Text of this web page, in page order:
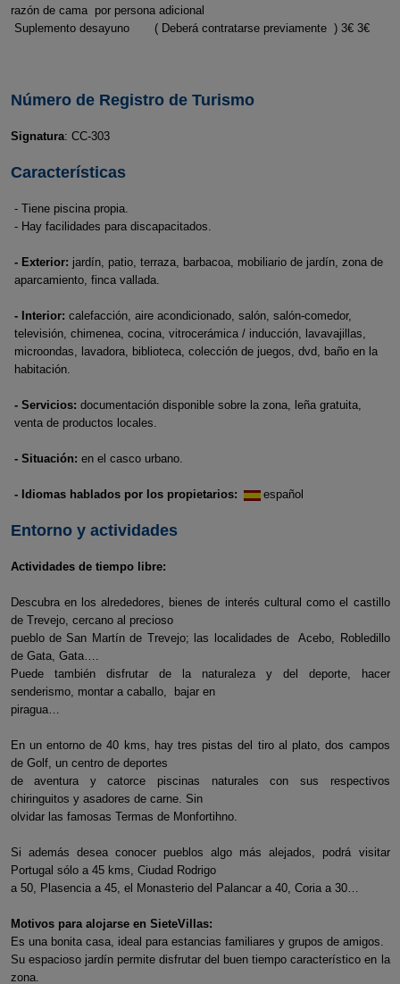
razón de cama por persona adicional
Suplemento desayuno ( Deberá contratarse previamente ) 3€ 3€
Número de Registro de Turismo
Signatura: CC-303
Características
- Tiene piscina propia.
- Hay facilidades para discapacitados.
- Exterior: jardín, patio, terraza, barbacoa, mobiliario de jardín, zona de
aparcamiento, finca vallada.
- Interior: calefacción, aire acondicionado, salón, salón-comedor,
televisión, chimenea, cocina, vitrocerámica / inducción, lavavajillas,
microondas, lavadora, biblioteca, colección de juegos, dvd, baño en la
habitación.
- Servicios: documentación disponible sobre la zona, leña gratuita,
venta de productos locales.
- Situación: en el casco urbano.
- Idiomas hablados por los propietarios: español
Entorno y actividades
Actividades de tiempo libre:
Descubra en los alrededores, bienes de interés cultural como el castillo
de Trevejo, cercano al precioso
pueblo de San Martín de Trevejo; las localidades de Acebo, Robledillo
de Gata, Gata….
Puede también disfrutar de la naturaleza y del deporte, hacer
senderismo, montar a caballo, bajar en
piragua…
En un entorno de 40 kms, hay tres pistas del tiro al plato, dos campos
de Golf, un centro de deportes
de aventura y catorce piscinas naturales con sus respectivos
chiringuitos y asadores de carne. Sin
olvidar las famosas Termas de Monfortihno.
Si además desea conocer pueblos algo más alejados, podrá visitar
Portugal sólo a 45 kms, Ciudad Rodrigo
a 50, Plasencia a 45, el Monasterio del Palancar a 40, Coria a 30…
Motivos para alojarse en SieteVillas:
Es una bonita casa, ideal para estancias familiares y grupos de amigos.
Su espacioso jardín permite disfrutar del buen tiempo característico en la
zona.